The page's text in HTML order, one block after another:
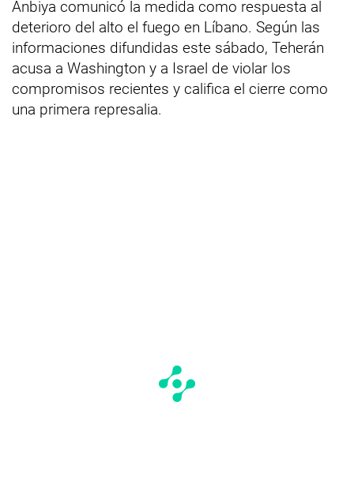
Anbiya comunicó la medida como respuesta al
deterioro del alto el fuego en Líbano. Según las
informaciones difundidas este sábado, Teherán
acusa a Washington y a Israel de violar los
compromisos recientes y califica el cierre como
una primera represalia.